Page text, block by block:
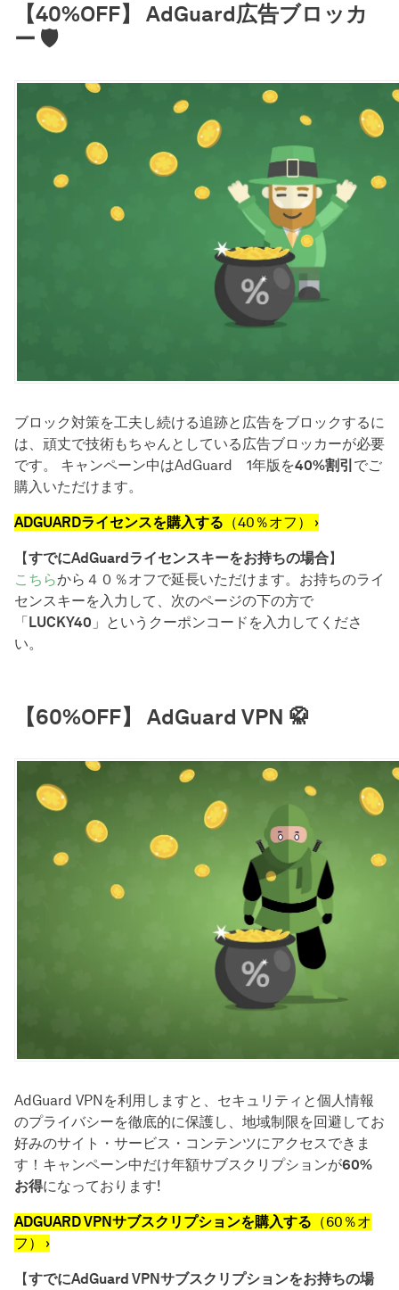
【40%OFF】 AdGuard広告ブロッカ
ー 🛡
ブロック対策を工夫し続ける追跡と広告をブロックするに
は、頑丈で技術もちゃんとしている広告ブロッカーが必要
です。 キャンペーン中はAdGuard 1年版を40%割引 でご
購入いただけます。
ADGUARDライセンスを購入する （40％オフ） ›
【すでにAdGuardライセンスキーをお持ちの場合】
こちらから４０％オフで延長いただけます。お持ちのライ
センスキーを入力して、次のページの下の方で
「LUCKY40 」というクーポンコードを入力してくださ
い。
【60%OFF】 AdGuard VPN 🥋
AdGuard VPNを利用しますと、セキュリティと個人情報
のプライバシーを徹底的に保護し、地域制限を回避してお
好みのサイト・サービス・コンテンツにアクセスできま
す！キャンペーン中だけ年額サブスクリプションが60%
お得になっております!
ADGUARD VPNサブスクリプションを購入する （60％オ
フ） ›
【すでにAdGuard VPNサブスクリプションをお持ちの場